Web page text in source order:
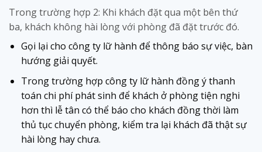
Trong trường hợp 2: Khi khách đặt qua một bên thứ
ba, khách không hài lòng với phòng đã đặt trước đó.
Gọi lại cho công ty lữ hành để thông báo sự việc, bàn
hướng giải quyết.
Trong trường hợp công ty lữ hành đồng ý thanh
toán chi phí phát sinh để khách ở phòng tiện nghi
hơn thì lễ tân có thể báo cho khách đồng thời làm
thủ tục chuyển phòng, kiểm tra lại khách đã thật sự
hài lòng hay chưa.